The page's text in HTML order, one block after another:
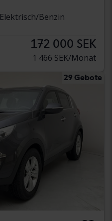
Elektrisch/Benzin
172 000 SEK
1 466 SEK/Monat
29 Gebote